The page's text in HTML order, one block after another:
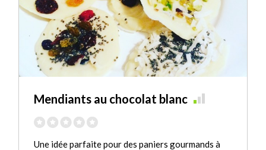
Mendiants au chocolat blanc
Une idée parfaite pour des paniers gourmands à